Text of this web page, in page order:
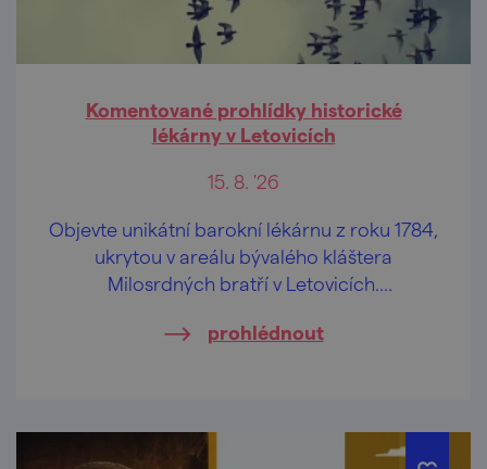
Komentované prohlídky historické
lékárny v Letovicích
15. 8. '26
Objevte unikátní barokní lékárnu z roku 1784,
ukrytou v areálu bývalého kláštera
Milosrdných bratří v Letovicích.
autenticky dochovaného interiéru, který
prohlédnout